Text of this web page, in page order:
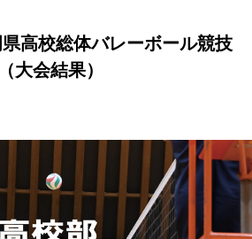
高校総体バレーボール競技
大会結果）